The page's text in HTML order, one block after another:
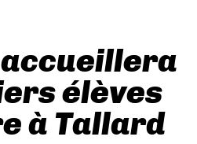
élèves
à Tallard